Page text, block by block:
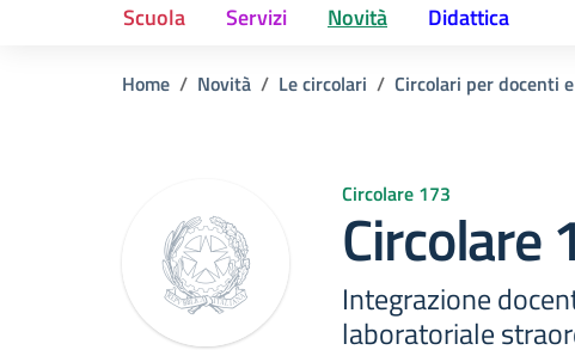
Scuola Servizi Novità Didattica
Home Novità Le circolari Circolari per docenti
Circolare 173
Circolare
Integrazione
laboratoriale